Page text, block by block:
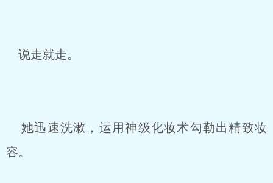
说走就走。
她迅速洗漱，运用神级化妆术勾勒出精致妆
容。